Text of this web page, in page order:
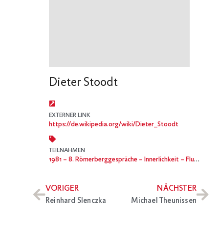
Dieter Stoodt
EXTERNER LINK
https://de.wikipedia.org/wiki/Dieter_Stoodt
TEILNAHMEN
1981 – 8. Römerberggespräche – Innerlichkeit – Flucht oder Rettung?
VORIGER
Reinhard Slenczka
NÄCHSTER
Michael Theunissen